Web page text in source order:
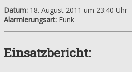
Datum: 18. August 2011 um 23:40 Uhr
Alarmierungsart: Funk
Einsatzbericht: